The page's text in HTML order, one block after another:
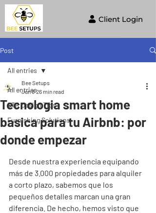
Client Login
Post
All entries
STR Design Tips
Furnishing Solutions
All entries
Tecnologia smart home
basica para tu Airbnb: por
donde empezar
Bee Setups
Jun 8 26 min read
Desde nuestra experiencia equipando
más de 3.000 propiedades para alquiler
a corto plazo, sabemos que los
pequeños detalles marcan una gran
diferencia. De hecho, hemos visto que